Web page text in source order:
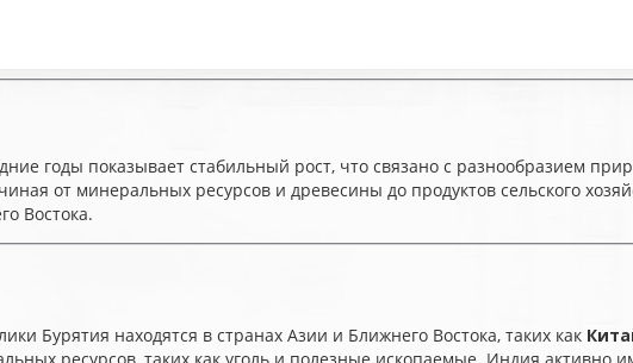
годы показывает стабильный рост, что связано с разнообразием
от минеральных ресурсов и древесины до продуктов сельского
Востока.
Бурятия находятся в странах Азии и Ближнего Востока, таких как